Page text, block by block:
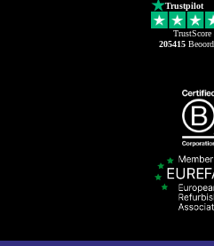
Trustpilot
TrustScore
205415